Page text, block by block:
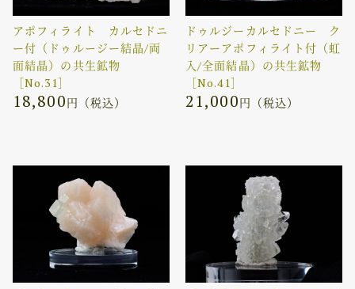
アポフィライト カルセドニ
ー付（ドゥルージー結晶/両
面結晶）の共生鉱物
［No.31］
18,800円（税込）
ドゥルジーカルセドニー ク
リアーアポフィライト付（虹
入/全面結晶）の共生鉱物
［No.41］
21,000円（税込）